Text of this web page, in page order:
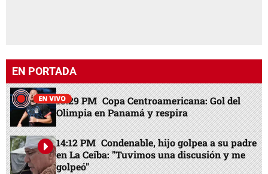
EN PORTADA
13:29 PM Copa Centroamericana: Gol del
Olimpia en Panamá y respira
14:12 PM Condenable, hijo golpea a su padre
en La Ceiba: "Tuvimos una discusión y me
golpeó"